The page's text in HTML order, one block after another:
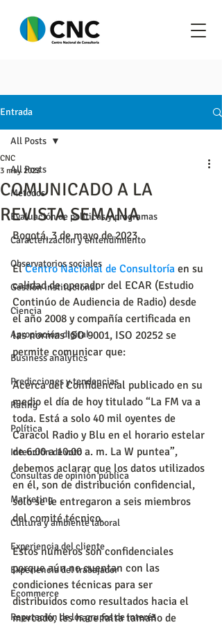
Entrada
All Posts
Metodos
Evaluación de políticas y programas
Caracterización y entendimiento
Observatorios sociales
Gestión institucional
Ciencia
Apropiación digital
Business analytics
Predicciones y tendencias
Rating
Política
Intención de voto
Consultas de opinión pública
Marketing
Cultura y ambiente laboral
Experiencia del cliente
Experiencia del trabajador
Ecommerce
Reputación de los grupos de interés
All Posts
COMUNICADO A LA
REVISTA SEMANA
CNC
3 may 2023
Bogotá, 3 de mayo de 2023
El Centro Nacional de Consultoría en su
calidad de operador del ECAR (Estudio
Continúo de Audiencia de Radio) desde
el año 2008 y compañía certificada en
las normas ISO 9001, ISO 20252 se
permite comunicar que:
Acerca del Confidencial publicado en su
medio el día de hoy titulado “La FM va a
toda. Está a solo 40 mil oyentes de
Caracol Radio y Blu en el horario estelar
de 6:00 a 10:00 a. m. La W puntea”,
debemos aclarar que los datos utilizados
en él, son de distribución confidencial,
solo se le entregaron a seis miembros
del comité técnico.
Estos números son confidenciales
porque aún no cuentan con las
condiciones técnicas para ser
distribuidos como resultados hacia el
mercado, les hace falta tamaño de